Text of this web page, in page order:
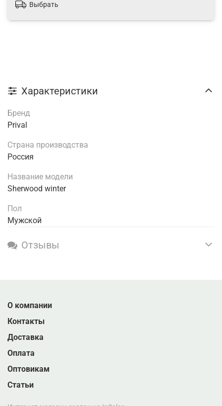
Выбрать
Характеристики
Бренд
Prival
Страна производства
Россия
Название модели
Sherwood winter
Пол
Мужской
Отзывы
О компании
Контакты
Доставка
Оплата
Оптовикам
Статьи